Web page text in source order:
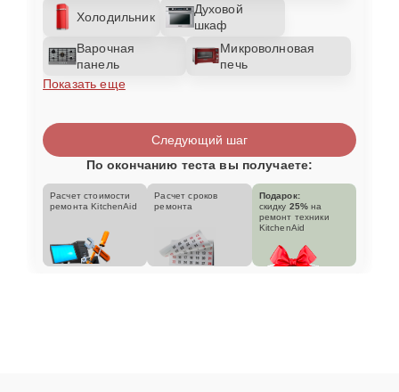
Холодильник
Духовой
шкаф
Варочная
панель
Микроволновая
печь
Показать еще
Следующий шаг
По окончанию теста вы получаете:
Расчет стоимости
ремонта KitchenAid
Расчет сроков
ремонта
Подарок:
скидку 25% на
ремонт техники
KitchenAid